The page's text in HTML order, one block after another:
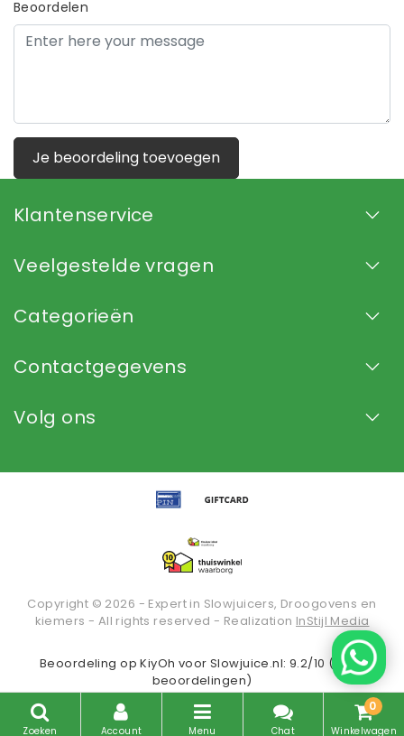
Beoordelen
Je beoordeling toevoegen
Klantenservice
Veelgestelde vragen
Categorieën
Contactgegevens
Volg ons
Copyright © 2026 - Expert in Slowjuicers, Droogovens en
kiemers - All rights reserved - Realization InStijl Media
Zoeken Account Menu Chat
0
Winkelwagen
Beoordeling opKiyOh voor Slowjuice.nl: 9.2/10 (2936
beoordelingen)